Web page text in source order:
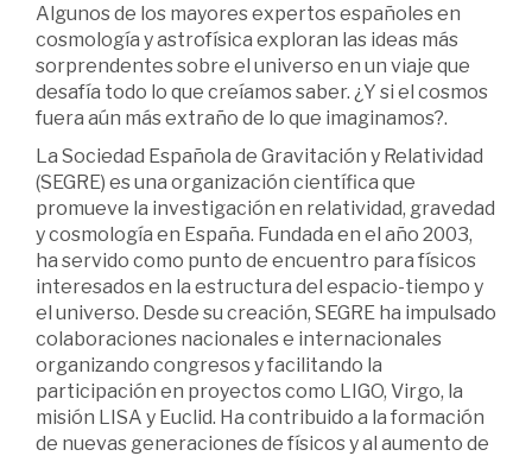
Algunos de los mayores expertos españoles en
cosmología y astrofísica exploran las ideas más
sorprendentes sobre el universo en un viaje que
desafía todo lo que creíamos saber. ¿Y si el cosmos
fuera aún más extraño de lo que imaginamos?.
La Sociedad Española de Gravitación y Relatividad
(SEGRE) es una organización científica que
promueve la investigación en relatividad, gravedad
y cosmología en España. Fundada en el año 2003,
ha servido como punto de encuentro para físicos
interesados en la estructura del espacio-tiempo y
el universo. Desde su creación, SEGRE ha impulsado
colaboraciones nacionales e internacionales
organizando congresos y facilitando la
participación en proyectos como LIGO, Virgo, la
misión LISA y Euclid. Ha contribuido a la formación
de nuevas generaciones de físicos y al aumento de